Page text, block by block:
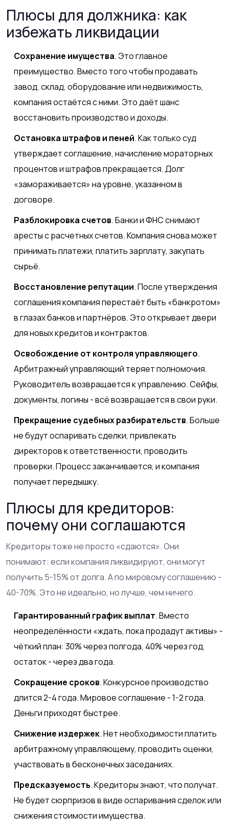
Плюсы для должника: как
избежать ликвидации
Сохранение имущества. Это главное
преимущество. Вместо того чтобы продавать
завод, склад, оборудование или недвижимость,
компания остаётся с ними. Это даёт шанс
восстановить производство и доходы.
Остановка штрафов и пеней. Как только суд
утверждает соглашение, начисление мораторных
процентов и штрафов прекращается. Долг
«замораживается» на уровне, указанном в
договоре.
Разблокировка счетов. Банки и ФНС снимают
аресты с расчетных счетов. Компания снова может
принимать платежи, платить зарплату, закупать
сырьё.
Восстановление репутации. После утверждения
соглашения компания перестаёт быть «банкротом»
в глазах банков и партнёров. Это открывает двери
для новых кредитов и контрактов.
Освобождение от контроля управляющего.
Арбитражный управляющий теряет полномочия.
Руководитель возвращается к управлению. Сейфы,
документы, логины - всё возвращается в свои руки.
Прекращение судебных разбирательств. Больше
не будут оспаривать сделки, привлекать
директоров к ответственности, проводить
проверки. Процесс заканчивается, и компания
получает передышку.
Плюсы для кредиторов:
почему они соглашаются
Кредиторы тоже не просто «сдаются». Они
понимают: если компания ликвидируют, они могут
получить 5-15% от долга. А по мировому соглашению -
40-70%. Это не идеально, но лучше, чем ничего.
Гарантированный график выплат. Вместо
неопределённости «ждать, пока продадут активы» -
чёткий план: 30% через полгода, 40% через год,
остаток - через два года.
Сокращение сроков. Конкурсное производство
длится 2-4 года. Мировое соглашение - 1-2 года.
Деньги приходят быстрее.
Снижение издержек. Нет необходимости платить
арбитражному управляющему, проводить оценки,
участвовать в бесконечных заседаниях.
Предсказуемость. Кредиторы знают, что получат.
Не будет сюрпризов в виде оспаривания сделок или
снижения стоимости имущества.